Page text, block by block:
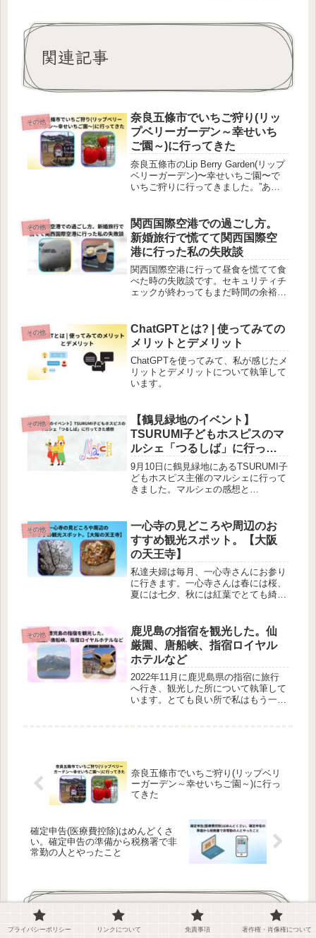
関連記事
その他
奈良五條市でいちご狩り(リッ
プベリーガーデン～幸せいち
ご園～)に行ってきた
奈良五條市のLip Berry Garden(リップ
ベリーガーデン)〜幸せいちご園〜で
いちご狩りに行ってきました。”あき
くて楽しかったです。
その他
関西国際空港での過ごし方。
新婚旅行で慌てて関西国際空
港に行った私の失敗談
関西国際空港に行って昼食を慌てて食
べた時の失敗談です。セキュリティチ
ェックが終わってもまだ時間の余裕が
ろいろ散策できます。
その他
ChatGPTとは? | 使ってみての
メリットとデメリット
ChatGPTを使ってみて、私が感じたメ
リットとデメリットについて執筆して
います。
その他
【鶴見緑地のイベント】
TSURUMI子どもホスピスのマ
ルシェ「つるしば」に行って
きた感想
9月10日に鶴見緑地にあるTSURUMI子
どもホスピス主催のマルシェに行って
きました。マルシェの感想と
その他
一心寺の見どころや周辺のお
すすめ観光スポット。【大阪
の天王寺】
私達夫婦は毎月、一心寺さんにお参り
に行きます。一心寺さんは春には桜、
夏には七夕、秋には紅葉でとても綺麗
その他
鹿児島の指宿を観光した。仙
厳園、唐船峡、指宿ロイヤル
ホテルなど
2022年11月に鹿児島県の指宿に旅行
へ行き、観光した所について執筆して
います。とても良い所で私はもう一
奈良五條市でいちご狩り(リップベリ
ーガーデン～幸せいちご園～)に行っ
てきた
確定申告(医療費控除)はめんどくさ
い。確定申告の準備から税務署で非
常勤の人とやったこと
コメント
プライバシーポリシー リンクについて 免責事項 著作権・肖像権について